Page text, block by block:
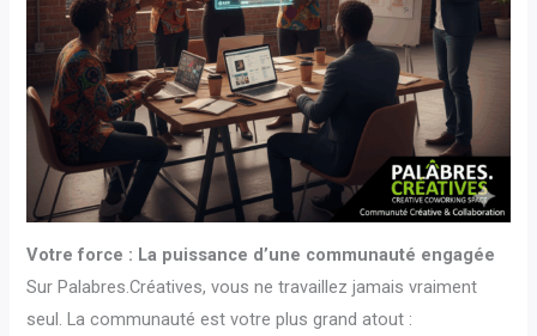
Votre force : La puissance d’une communauté engagée
Sur Palabres.Créatives, vous ne travaillez jamais vraiment
seul. La communauté est votre plus grand atout :